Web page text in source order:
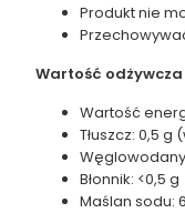
Produkt nie
Wartość odżywcza
Wartość
Tłuszcz: 0,5
Błonnik: <0,5 g
Maślan sodu: